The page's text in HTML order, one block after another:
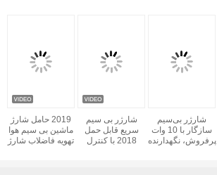
2019 حامل شارژ
ماشین بی سیم هوا
تهویه فاضلاب شارژ
شارژر بی سیم
سریع قابل حمل
2018 با کنترل
شارژر بی‌سیم
سازگار با 10 وات
پرفروش، نگهدارنده